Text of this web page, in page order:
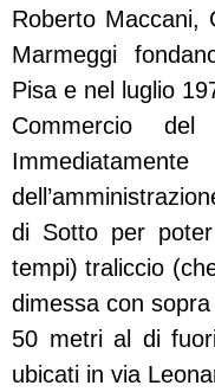
Roberto Maccani,
Marmeggi
Pisa e nel luglio
Commercio
di Sotto per
tempi) traliccio
dimessa con
50 metri al di
ubicati in via